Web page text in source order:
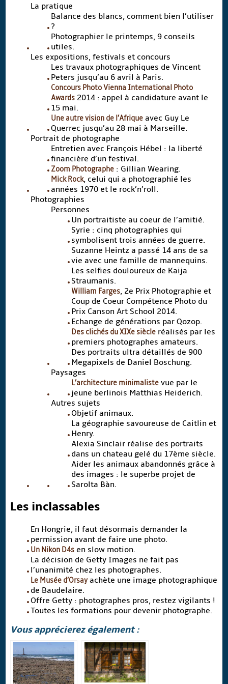
La pratique
Balance des blancs, comment bien l’utiliser
?
Photographier le printemps, 9 conseils
utiles.
Les expositions, festivals et concours
Les travaux photographiques de Vincent
Peters jusqu’au 6 avril à Paris.
Concours Photo Vienna International Photo
Awards2014 : appel à candidature avant le
15 mai.
Une autre vision de l’Afriqueavec Guy Le
Querrec jusqu’au 28 mai à Marseille.
Portrait de photographe
Entretien avec François Hébel : la liberté
financière d’un festival.
Zoom Photographe: Gillian Wearing.
Mick Rock, celui qui a photographié les
années 1970 et le rock’n’roll.
Photographies
Personnes
Un portraitiste au coeur de l’amitié.
Syrie : cinq photographies qui
symbolisent trois années de guerre.
Suzanne Heintz a passé 14 ans de sa
vie avec une famille de mannequins.
Les selfies douloureux de Kaija
Straumanis.
William Farges, 2e Prix Photographie et
Coup de Coeur Compétence Photo du
Prix Canson Art School 2014.
Echange de générations par Qozop.
Des clichés du XIXe siècleréalisés par les
premiers photographes amateurs.
Des portraits ultra détaillés de 900
Megapixels de Daniel Boschung.
Paysages
L’architecture minimalistevue par le
jeune berlinois Matthias Heiderich.
Autres sujets
Objetif animaux.
La géographie savoureuse de Caitlin et
Henry.
Alexia Sinclair réalise des portraits
dans un chateau gelé du 17ème siècle.
Aider les animaux abandonnés grâce à
des images : le superbe projet de
Sarolta Bàn.
Les inclassables
En Hongrie, il faut désormais demander la
permission avant de faire une photo.
Un Nikon D4sen slow motion.
La décision de Getty Images ne fait pas
l’unanimité chez les photographes.
Le Musée d’Orsayachète une image photographique
de Baudelaire.
Offre Getty : photographes pros, restez vigilants !
Toutes les formations pour devenir photographe.
Vous apprécierez également :